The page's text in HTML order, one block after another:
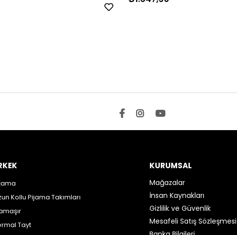
Kollu Pijama Takımları
Tayt
KURUMSAL
Mağazalar
İnsan Kaynakları
Gizlilik ve Güvenlik
Mesafeli Satış Sözleşmesi